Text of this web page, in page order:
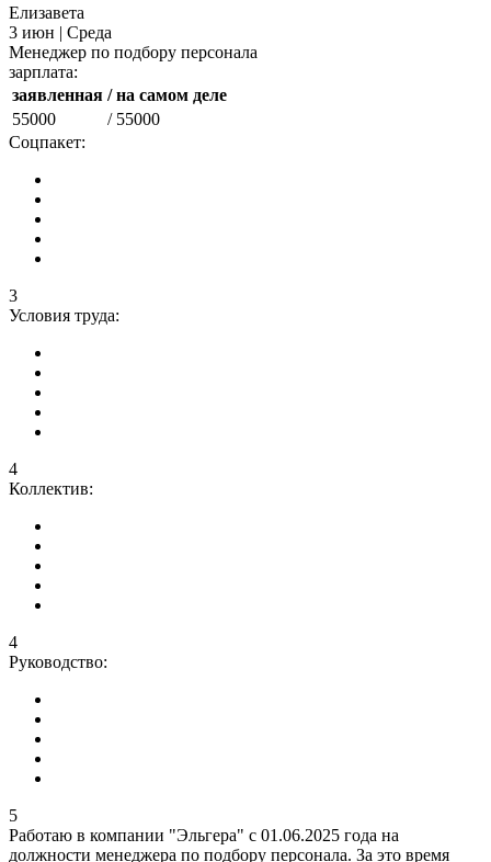
Елизавета
3 июн | Среда
Менеджер по подбору персонала
зарплата:
заявленная / на самом деле
55000
/ 55000
Соцпакет:
3
Условия труда:
4
Коллектив:
4
Руководство:
5
Работаю в компании "Эльгера" с 01.06.2025 года на
должности менеджера по подбору персонала. За это время